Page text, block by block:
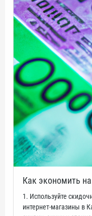
Как экономить
1. Используйте
интернет-магазины в